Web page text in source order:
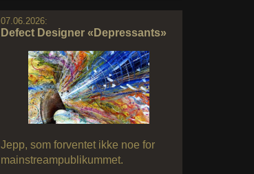
07.06.2026:
Defect Designer «Depressants»
Jepp, som forventet ikke noe for
mainstreampublikummet.